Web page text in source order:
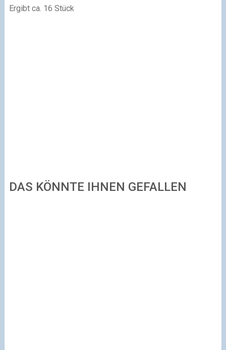
Ergibt ca. 16 Stück
DAS KÖNNTE IHNEN GEFALLEN